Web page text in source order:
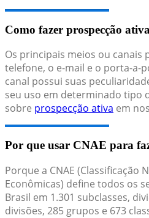
Como fazer prospecção
Os principais meios ou canais
telefone, o e-mail e o porta-a-
canal possui suas
seu uso em determinado tipo
sobre prospecção ativa em
Por que usar CNAE para
Porque a CNAE (Classificação
Econômicas) define todos os
Brasil em 1.301 subclasses,
divisões, 285 grupos e 673